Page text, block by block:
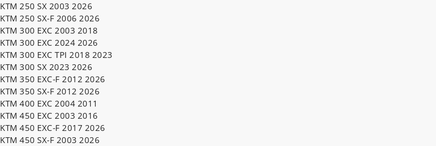
KTM 250 SX 2003 2026
KTM 250 SX-F 2006 2026
KTM 300 EXC 2003 2018
KTM 300 EXC 2024 2026
KTM 300 EXC TPI 2018 2023
KTM 300 SX 2023 2026
KTM 350 EXC-F 2012 2026
KTM 350 SX-F 2012 2026
KTM 400 EXC 2004 2011
KTM 450 EXC 2003 2016
KTM 450 EXC-F 2017 2026
KTM 450 SX-F 2003 2026